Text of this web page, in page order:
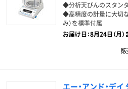
◆分析天びんのスタンダ
◆高精度の計量に大切
み）を標準付属
お届け日：8月24日（月）
エー・アンド・デ